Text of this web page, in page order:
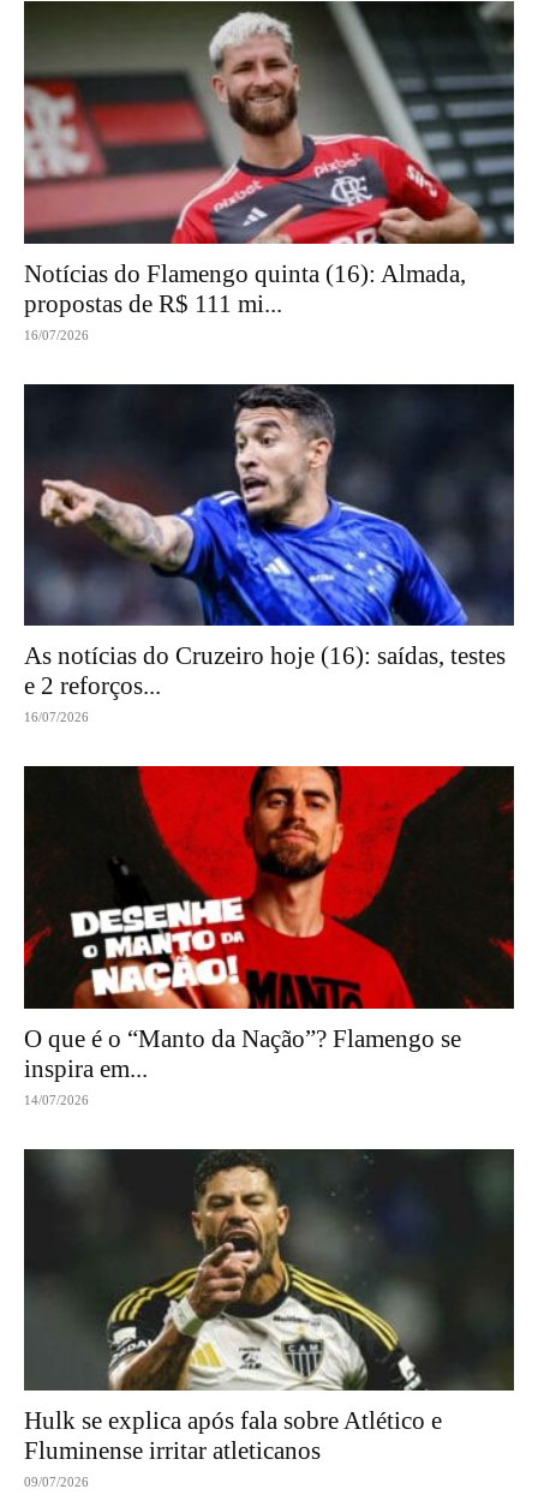
Notícias do Flamengo quinta (16): Almada,
propostas de R$ 111 mi...
16/07/2026
As notícias do Cruzeiro hoje (16): saídas, testes
e 2 reforços...
16/07/2026
O que é o “Manto da Nação”? Flamengo se
inspira em...
14/07/2026
Hulk se explica após fala sobre Atlético e
Fluminense irritar atleticanos
09/07/2026